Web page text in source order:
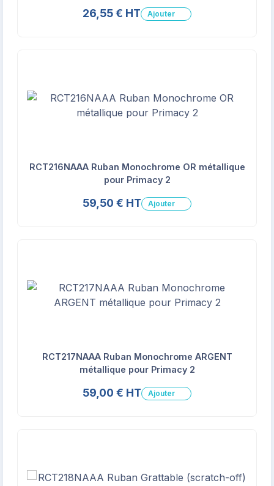
26,55 € HT Ajouter
RCT216NAAA Ruban Monochrome OR métallique
pour Primacy 2
59,50 € HT Ajouter
RCT217NAAA Ruban Monochrome ARGENT
métallique pour Primacy 2
59,00 € HT Ajouter